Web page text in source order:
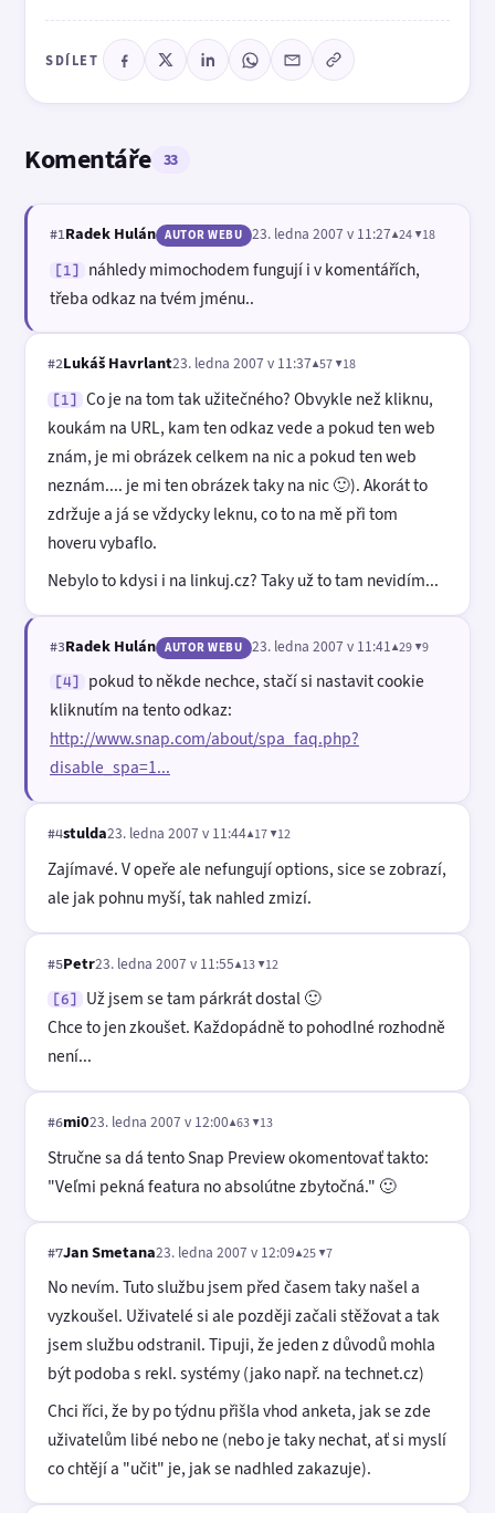
SDÍLET
Komentáře 33
#1Radek Hulán AUTOR WEBU 23. ledna 2007 v 11:27▲24 ▼18
[1]
náhledy mimochodem fungují i v komentářích,
třeba odkaz na tvém jménu..
#2Lukáš Havrlant23. ledna 2007 v 11:37▲57 ▼18
[1]
Co je na tom tak užitečného? Obvykle než kliknu,
koukám na URL, kam ten odkaz vede a pokud ten web
znám, je mi obrázek celkem na nic a pokud ten web
neznám.... je mi ten obrázek taky na nic 🙂). Akorát to
zdržuje a já se vždycky leknu, co to na mě při tom
hoveru vybaflo.
Nebylo to kdysi i na linkuj.cz? Taky už to tam nevidím...
#3Radek Hulán AUTOR WEBU 23. ledna 2007 v 11:41▲29 ▼9
[4]
pokud to někde nechce, stačí si nastavit cookie
kliknutím na tento odkaz:
http://www.snap.com/about/spa_faq.php?
disable_spa=1...
#4stulda23. ledna 2007 v 11:44▲17 ▼12
Zajímavé. V opeře ale nefungují options, sice se zobrazí,
ale jak pohnu myší, tak nahled zmizí.
#5Petr23. ledna 2007 v 11:55▲13 ▼12
[6]
Už jsem se tam párkrát dostal 🙂
Chce to jen zkoušet. Každopádně to pohodlné rozhodně
není...
#6mi023. ledna 2007 v 12:00▲63 ▼13
Stručne sa dá tento Snap Preview okomentovať takto:
"Veľmi pekná featura no absolútne zbytočná." 🙂
#7Jan Smetana23. ledna 2007 v 12:09▲25 ▼7
No nevím. Tuto službu jsem před časem taky našel a
vyzkoušel. Uživatelé si ale později začali stěžovat a tak
jsem službu odstranil. Tipuji, že jeden z důvodů mohla
být podoba s rekl. systémy (jako např. na technet.cz)
Chci říci, že by po týdnu přišla vhod anketa, jak se zde
uživatelům libé nebo ne (nebo je taky nechat, ať si myslí
co chtějí a "učit" je, jak se nadhled zakazuje).